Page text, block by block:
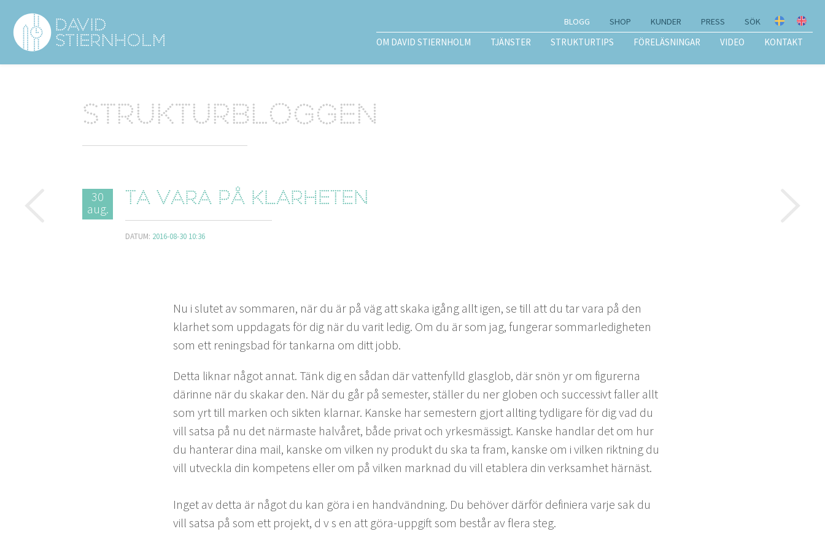
Sidhuvud
Navigering OM DAVID STIERNHOLM TJÄNSTER STRUKTURTIPS FÖRELÄSNINGAR VIDEO KONTAKT
BLOGG SHOP KUNDER PRESS SÖK
Strukturbloggen
30
aug.
Ta vara på klarheten
DATUM: 2016-08-30 10:36
Nu i slutet av som­maren, när du är på väg att ska­ka igång allt igen, se till att du tar vara på den
klarhet som uppda­gats för dig när du var­it ledig. Om du är som jag, funger­ar som­marledigheten
som ett ren­ings­bad för tankar­na om ditt jobb.
Det­ta lik­nar något annat. Tänk dig en sådan där vat­ten­fylld glas­glob, där snön yr om fig­ur­erna
därinne när du skakar den. När du går på semes­ter, ställer du ner globen och suc­ces­sivt fall­er allt
som yrt till marken och sik­ten klarnar. Kanske har semes­tern gjort allt­ing tydli­gare för dig vad du
vill sat­sa på nu det när­maste halvåret, både pri­vat och yrkesmäs­sigt. Kanske hand­lar det om hur
du hanter­ar dina mail, kanske om vilken ny pro­dukt du ska ta fram, kanske om i vilken rik­t­ning du
vill utveck­la din kom­pe­tens eller om på vilken mark­nad du vill etablera din verk­samhet härnäst.
Inget av det­ta är något du kan göra i en hand­vänd­ning. Du behöver där­för definiera var­je sak du
vill sat­sa på som ett pro­jekt, d v s en att göra-uppgift som består av flera steg.